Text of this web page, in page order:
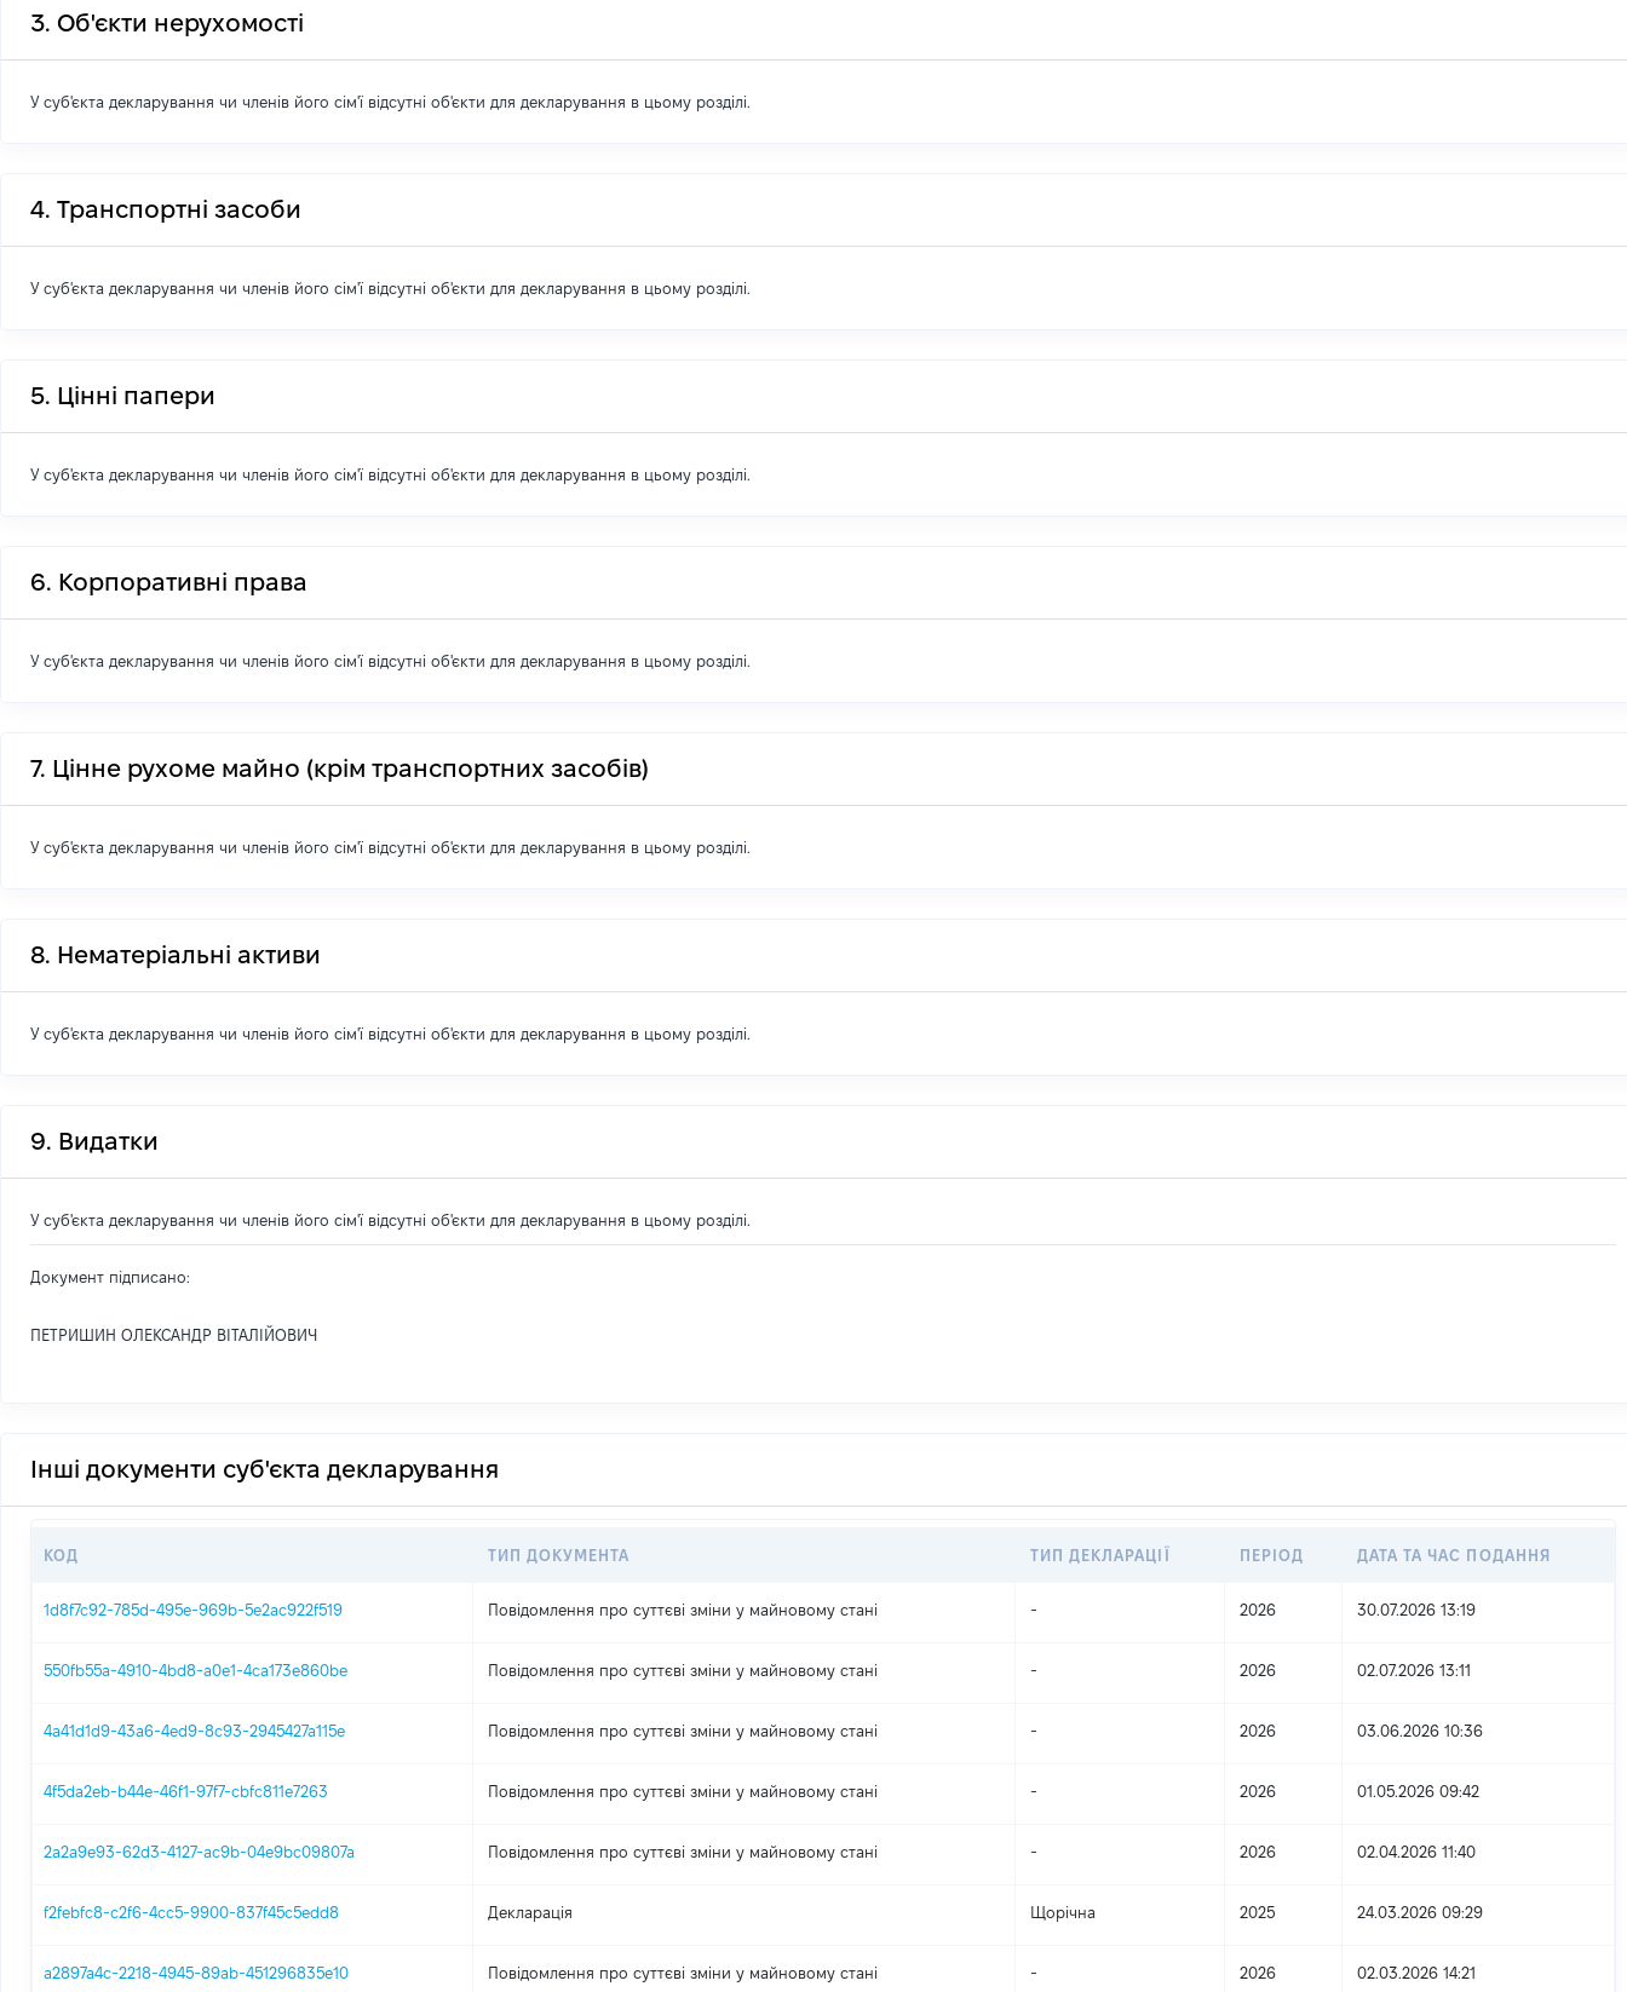
3. Об'єкти нерухомості
У суб'єкта декларування чи членів його сім'ї відсутні об'єкти для декларування в цьому розділі.
4. Транспортні засоби
У суб'єкта декларування чи членів його сім'ї відсутні об'єкти для декларування в цьому розділі.
5. Цінні папери
У суб'єкта декларування чи членів його сім'ї відсутні об'єкти для декларування в цьому розділі.
6. Корпоративні права
У суб'єкта декларування чи членів його сім'ї відсутні об'єкти для декларування в цьому розділі.
7. Цінне рухоме майно (крім транспортних засобів)
У суб'єкта декларування чи членів його сім'ї відсутні об'єкти для декларування в цьому розділі.
8. Нематеріальні активи
У суб'єкта декларування чи членів його сім'ї відсутні об'єкти для декларування в цьому розділі.
9. Видатки
У суб'єкта декларування чи членів його сім'ї відсутні об'єкти для декларування в цьому розділі.
Документ підписано:
ПЕТРИШИН ОЛЕКСАНДР ВІТАЛІЙОВИЧ
Інші документи суб'єкта декларування
КОД ТИП ДОКУМЕНТА ТИП ДЕКЛАРАЦІЇ ПЕРІОД ДАТА ТА ЧАС ПОДАННЯ
1d8f7c92-785d-495e-969b-5e2ac922f519 Повідомлення про суттєві зміни y майновому стані - 2026 30.07.2026 13:19
550fb55a-4910-4bd8-a0e1-4ca173e860be Повідомлення про суттєві зміни y майновому стані - 2026 02.07.2026 13:11
4a41d1d9-43a6-4ed9-8c93-2945427a115e Повідомлення про суттєві зміни y майновому стані - 2026 03.06.2026 10:36
4f5da2eb-b44e-46f1-97f7-cbfc811e7263 Повідомлення про суттєві зміни y майновому стані - 2026 01.05.2026 09:42
2a2a9e93-62d3-4127-ac9b-04e9bc09807a Повідомлення про суттєві зміни y майновому стані - 2026 02.04.2026 11:40
f2febfc8-c2f6-4cc5-9900-837f45c5edd8 Декларація Щорічна 2025 24.03.2026 09:29
a2897a4c-2218-4945-89ab-451296835e10 Повідомлення про суттєві зміни y майновому стані - 2026 02.03.2026 14:21